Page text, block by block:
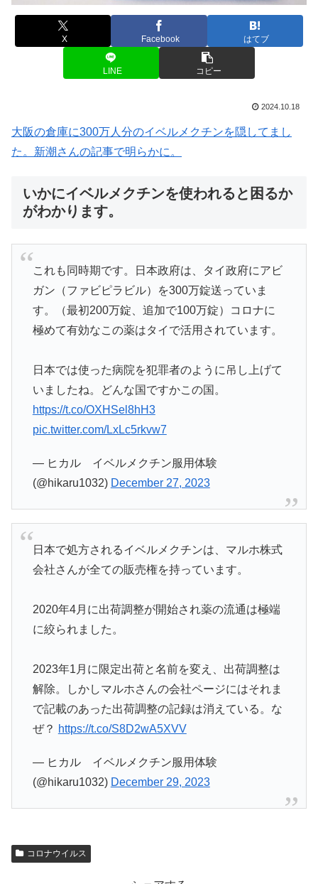
X Facebook はてブ
LINE コピー
2024.10.18
大阪の倉庫に300万人分のイベルメクチンを隠してまし
た。新潮さんの記事で明らかに。
いかにイベルメクチンを使われると困るか
がわかります。
これも同時期です。日本政府は、タイ政府にアビ
ガン（ファビピラビル）を300万錠送っていま
す。（最初200万錠、追加で100万錠）コロナに
極めて有効なこの薬はタイで活用されています。
日本では使った病院を犯罪者のように吊し上げて
いましたね。どんな国ですかこの国。
https://t.co/OXHSel8hH3
pic.twitter.com/LxLc5rkvw7
— ヒカル イベルメクチン服用体験
(@hikaru1032) December 27, 2023
日本で処方されるイベルメクチンは、マルホ株式
会社さんが全ての販売権を持っています。
2020年4月に出荷調整が開始され薬の流通は極端
に絞られました。
2023年1月に限定出荷と名前を変え、出荷調整は
解除。しかしマルホさんの会社ページにはそれま
で記載のあった出荷調整の記録は消えている。な
ぜ？ https://t.co/S8D2wA5XVV
— ヒカル イベルメクチン服用体験
(@hikaru1032) December 29, 2023
コロナウイルス